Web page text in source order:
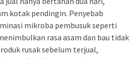
kotak pendingin. Penyebab
mikroba pembusuk seperti
rasa asam dan bau tidak
rusak sebelum terjual,